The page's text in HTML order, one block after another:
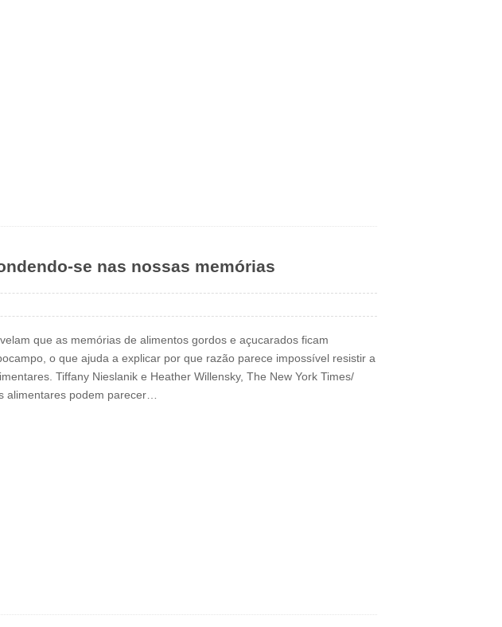
se nas nossas memórias
que as memórias de alimentos gordos e açucarados ficam
o que ajuda a explicar por que razão parece impossível resistir a
Tiffany Nieslanik e Heather Willensky, The New York Times/
alimentares podem parecer…